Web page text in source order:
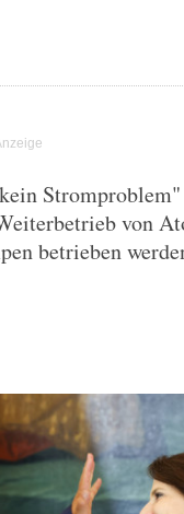
von
betrieben